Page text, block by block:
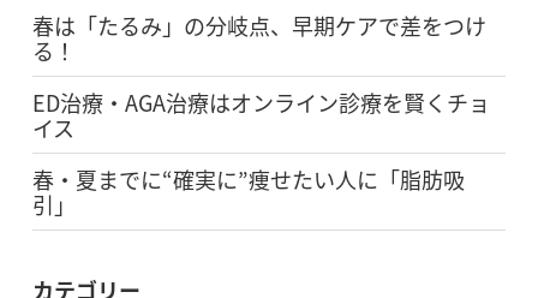
春は「たるみ」の分岐点、早期ケアで差をつけ
る！
ED治療・AGA治療はオンライン診療を賢くチョ
イス
春・夏までに“確実に”痩せたい人に「脂肪吸
引」
カテゴリー